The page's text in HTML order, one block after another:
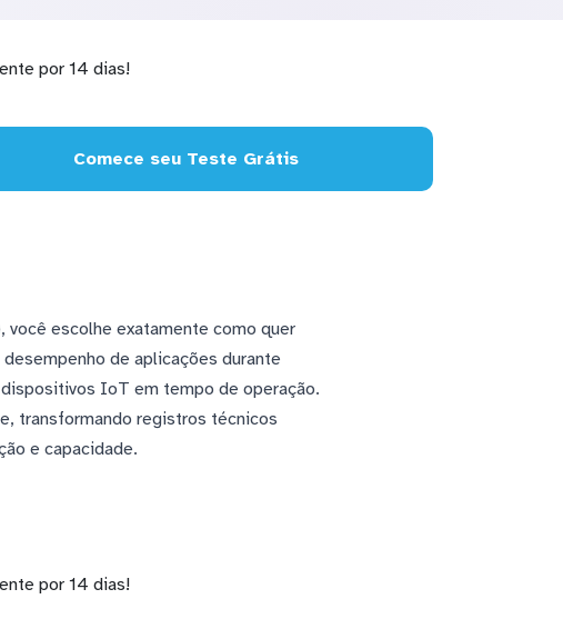
por 14 dias!
Comece seu Teste Grátis
você escolhe exatamente como quer
de aplicações durante
IoT em tempo de operação.
transformando registros técnicos
e capacidade.
por 14 dias!